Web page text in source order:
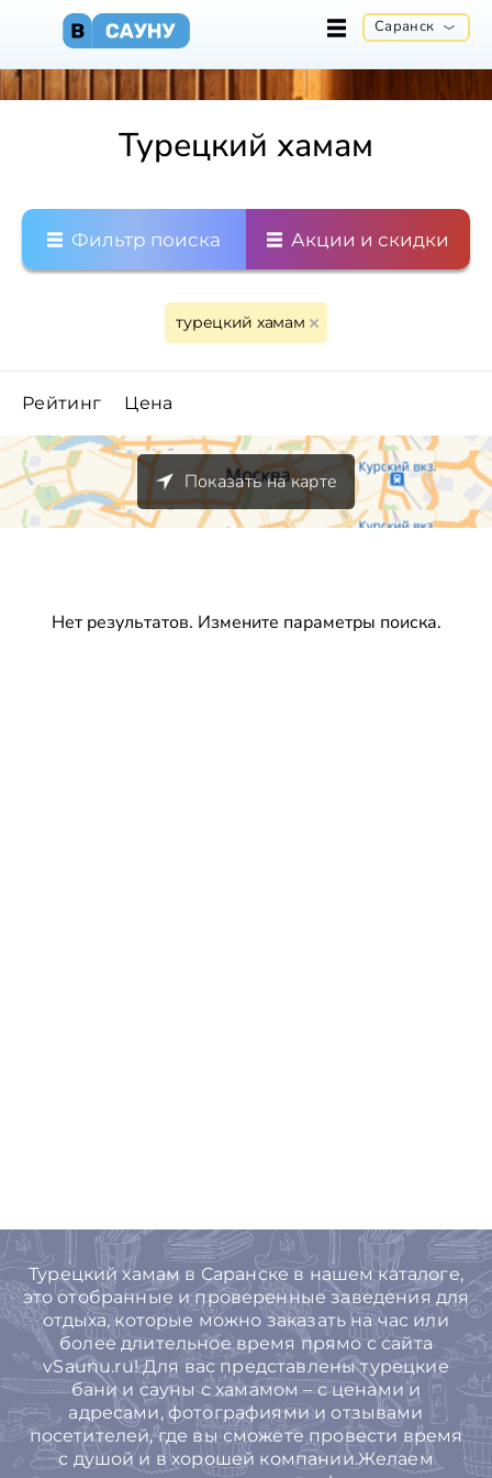
Саранск
Турецкий хамам
Фильтр поиска Акции и скидки
турецкий хамам
Рейтинг Цена
Показать на карте
Нет результатов. Измените параметры поиска.
Турецкий хамам в Саранске в нашем каталоге,
это отобранные и проверенные заведения для
отдыха, которые можно заказать на час или
более длительное время прямо с сайта
vSaunu.ru! Для вас представлены турецкие
бани и сауны с хамамом – с ценами и
адресами, фотографиями и отзывами
посетителей, где вы сможете провести время
с душой и в хорошей компании.Желаем